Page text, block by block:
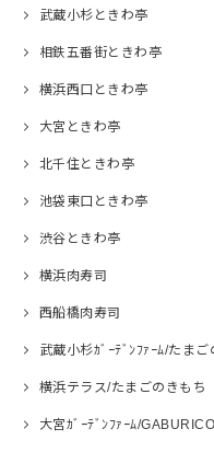
武蔵小杉ときわ亭
相鉄五番街ときわ亭
横浜西口ときわ亭
大宮ときわ亭
北千住ときわ亭
池袋東口ときわ亭
渋谷ときわ亭
横浜肉寿司
西船橋肉寿司
武蔵小杉ｶﾞｰﾃﾞﾝﾌｧｰﾑ/たまご
横浜テラス/たまごのきもち
大宮ｶﾞｰﾃﾞﾝﾌｧｰﾑ/GABURICO